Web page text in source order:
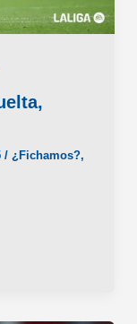
/ ¿Fichamos?,